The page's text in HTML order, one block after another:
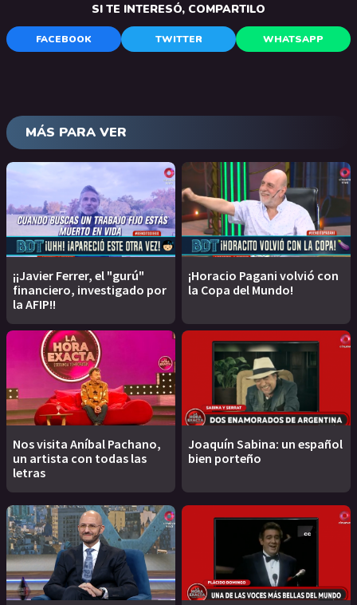
SI TE INTERESÓ, COMPARTILO
FACEBOOK TWITTER WHATSAPP
MÁS PARA VER
¡¡Javier Ferrer, el "gurú"
financiero, investigado por
la AFIP!!
¡Horacio Pagani volvió con
la Copa del Mundo!
Nos visita Aníbal Pachano,
un artista con todas las
letras
Joaquín Sabina: un español
bien porteño